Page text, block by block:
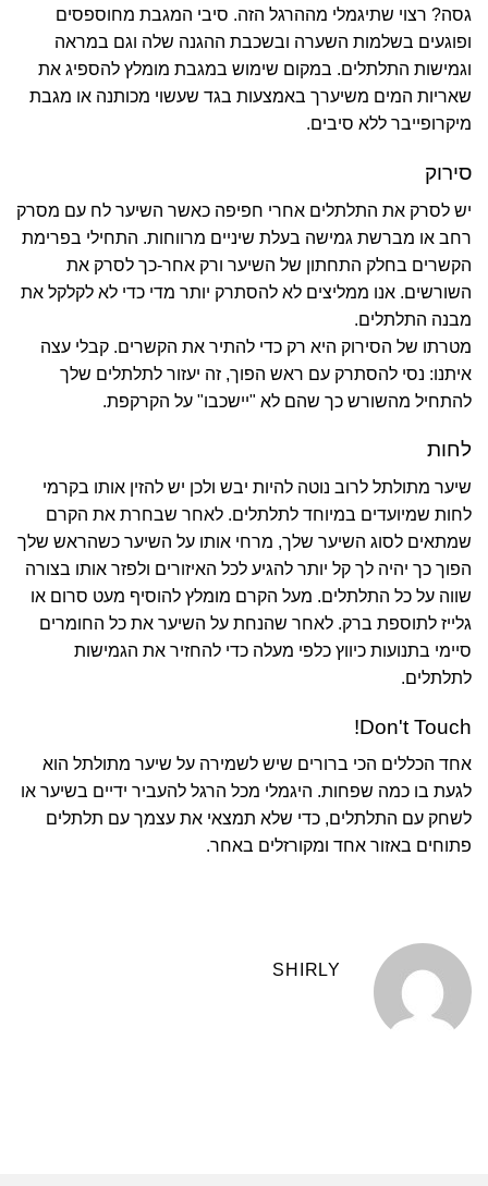
גסה? רצוי שתיגמלי מההרגל הזה. סיבי המגבת מחוספסים
ופוגעים בשלמות השערה ובשכבת ההגנה שלה וגם במראה
וגמישות התלתלים. במקום שימוש במגבת מומלץ להספיג את
שאריות המים משיערך באמצעות בגד שעשוי מכותנה או מגבת
מיקרופייבר ללא סיבים.
סירוק
יש לסרק את התלתלים אחרי חפיפה כאשר השיער לח עם מסרק
רחב או מברשת גמישה בעלת שיניים מרווחות. התחילי בפרימת
הקשרים בחלק התחתון של השיער ורק אחר-כך לסרק את
השורשים. אנו ממליצים לא להסתרק יותר מדי כדי לא לקלקל את
מבנה התלתלים.
מטרתו של הסירוק היא רק כדי להתיר את הקשרים. קבלי עצה
איתנו: נסי להסתרק עם ראש הפוך, זה יעזור לתלתלים שלך
להתחיל מהשורש כך שהם לא "יישכבו" על הקרקפת.
לחות
שיער מתולתל לרוב נוטה להיות יבש ולכן יש להזין אותו בקרמי
לחות שמיועדים במיוחד לתלתלים. לאחר שבחרת את הקרם
שמתאים לסוג השיער שלך, מרחי אותו על השיער כשהראש שלך
הפוך כך יהיה לך קל יותר להגיע לכל האיזורים ולפזר אותו בצורה
שווה על כל התלתלים. מעל הקרם מומלץ להוסיף מעט סרום או
גלייז לתוספת ברק. לאחר שהנחת על השיער את כל החומרים
סיימי בתנועות כיווץ כלפי מעלה כדי להחזיר את הגמישות
לתלתלים.
Don't Touch!
אחד הכללים הכי ברורים שיש לשמירה על שיער מתולתל הוא
לגעת בו כמה שפחות. היגמלי מכל הרגל להעביר ידיים בשיער או
לשחק עם התלתלים, כדי שלא תמצאי את עצמך עם תלתלים
פתוחים באזור אחד ומקורזלים באחר.
SHIRLY